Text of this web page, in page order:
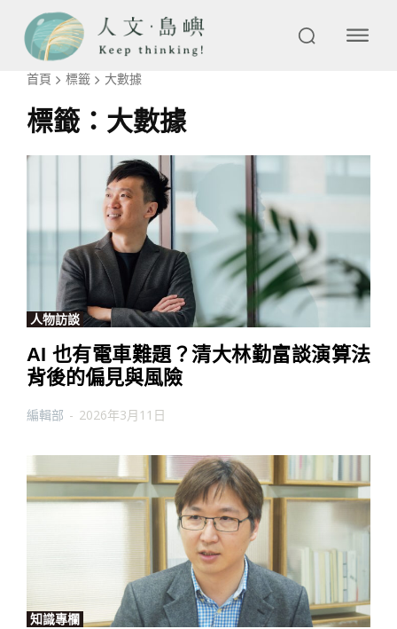
首頁 標籤 大數據
標籤： 大數據
人物訪談
AI 也有電車難題？清大林勤富談演算法
背後的偏見與風險
編輯部 - 2026年3月11日
知識專欄